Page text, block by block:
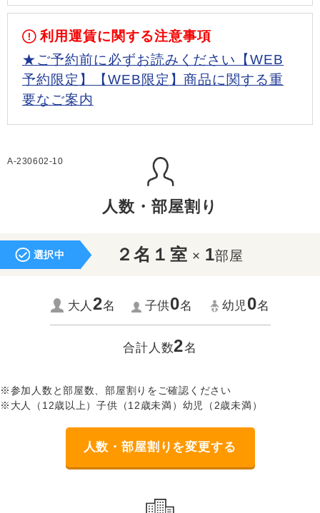
利用運賃に関する注意事項
★ご予約前に必ずお読みください【WEB
予約限定】【WEB限定】商品に関する重
要なご案内
A-230602-10
人数・部屋割り
選択中 ２名１室 × 1部屋
大人2名 子供0名 幼児0名
合計人数2名
※参加人数と部屋数、部屋割りをご確認ください
※大人（12歳以上）子供（12歳未満）幼児（2歳未満）
人数・部屋割りを変更する